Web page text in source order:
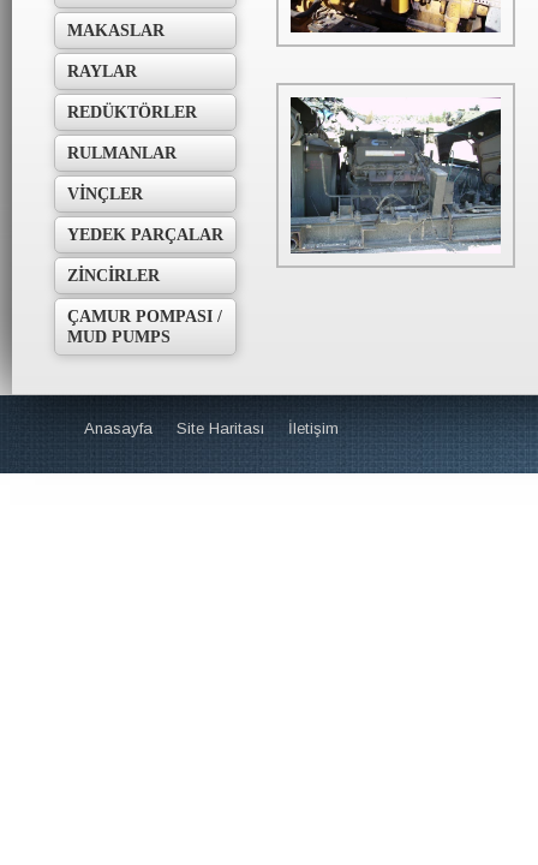
MAKASLAR
RAYLAR
REDÜKTÖRLER
RULMANLAR
VİNÇLER
YEDEK PARÇALAR
ZİNCİRLER
ÇAMUR POMPASI /
MUD PUMPS
Jeneratörler
Anasayfa Site Haritası İletişim